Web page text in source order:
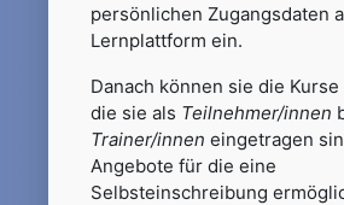
persönlichen Zugangsdaten
Lernplattform ein.
Danach können sie die
die sie als Teilnehmer/innen
Trainer/innen eingetragen
Angebote für die eine
Selbsteinschreibung